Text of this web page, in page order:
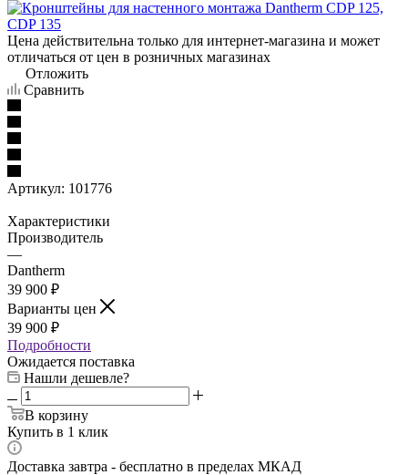
Цена действительна только для интернет-магазина и может
отличаться от цен в розничных магазинах
Отложить
Сравнить
Артикул: 101776
Характеристики
Производитель
—
Dantherm
39 900 ₽
Варианты цен
39 900 ₽
Подробности
Ожидается поставка
Нашли дешевле?
В корзину
Купить в 1 клик
Доставка завтра - бесплатно в пределах МКАД